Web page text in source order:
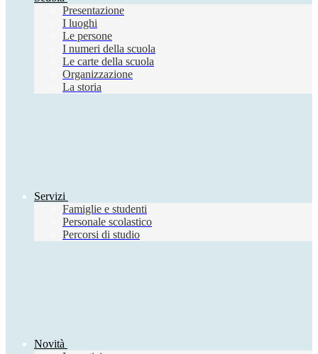
Presentazione
I luoghi
Le persone
I numeri della scuola
Le carte della scuola
Organizzazione
La storia
Servizi
Famiglie e studenti
Personale scolastico
Percorsi di studio
Novità